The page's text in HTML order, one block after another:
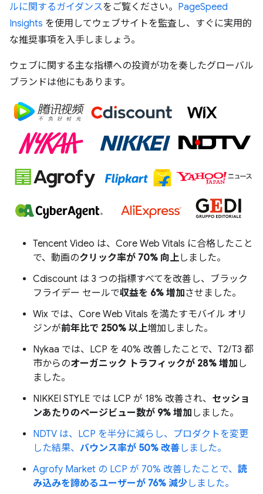
ルに関するガイダンスをご覧ください。 PageSpeed
Insights を使用してウェブサイトを監査し、すぐに実用的
な推奨事項を入手しましょう。
ウェブに関する主な指標への投資が功を奏したグローバル
ブランドは他にもあります。
Tencent Video は、Core Web Vitals に合格したこと
で、動画のクリック率が 70% 向上しました。
Cdiscount は 3 つの指標すべてを改善し、ブラック
フライデー セールで収益を 6% 増加させました。
Wix では、Core Web Vitals を満たすモバイル オリ
ジンが前年比で 250% 以上増加しました。
Nykaa では、LCP を 40% 改善したことで、T2/T3 都
市からのオーガニック トラフィックが 28% 増加 し
ました。
NIKKEI STYLE では LCP が 18% 改善され、 セッショ
ンあたりのページビュー数が 9% 増加 しました。
NDTV は、LCP を半分に減らし、プロダクトを変更
した結果、 バウンス率が 50% 改善しました。
Agrofy Market の LCP が 70% 改善したことで、 読
み込みを諦めるユーザーが 76% 減少しました。